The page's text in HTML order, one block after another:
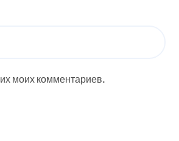
моих комментариев.